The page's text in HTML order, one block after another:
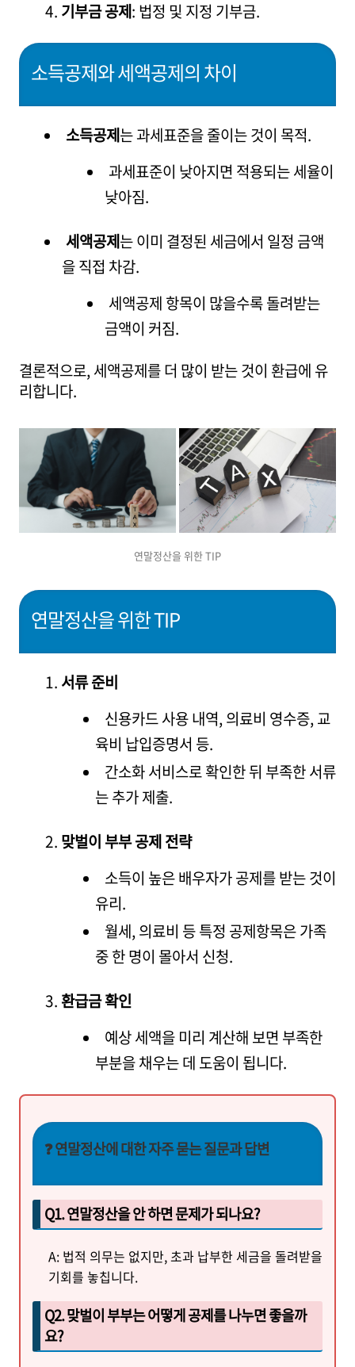
기부금 공제: 법정 및 지정 기부금.
소득공제와 세액공제의 차이
소득공제는 과세표준을 줄이는 것이 목적.
과세표준이 낮아지면 적용되는 세율이
낮아짐.
세액공제는 이미 결정된 세금에서 일정 금액
을 직접 차감.
세액공제 항목이 많을수록 돌려받는
금액이 커짐.
결론적으로, 세액공제를 더 많이 받는 것이 환급에 유
리합니다.
연말정산을 위한 TIP
연말정산을 위한 TIP
서류 준비
신용카드 사용 내역, 의료비 영수증, 교
육비 납입증명서 등.
간소화 서비스로 확인한 뒤 부족한 서류
는 추가 제출.
맞벌이 부부 공제 전략
소득이 높은 배우자가 공제를 받는 것이
유리.
월세, 의료비 등 특정 공제항목은 가족
중 한 명이 몰아서 신청.
환급금 확인
예상 세액을 미리 계산해 보면 부족한
부분을 채우는 데 도움이 됩니다.
❓ 연말정산에 대한 자주 묻는 질문과 답변
Q1. 연말정산을 안 하면 문제가 되나요?
A: 법적 의무는 없지만, 초과 납부한 세금을 돌려받을
기회를 놓칩니다.
Q2. 맞벌이 부부는 어떻게 공제를 나누면 좋을까
요?